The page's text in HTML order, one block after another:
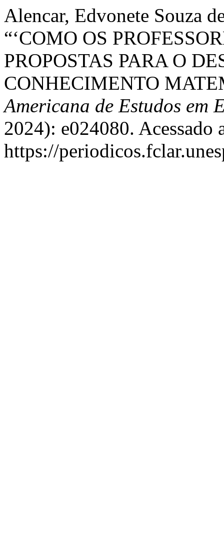
Alencar, Edvonete Souza
“‘COMO OS
PROPOSTAS PARA O
CONHECIMENTO
Americana de Estudos em
2024): e024080. Acessado
https://